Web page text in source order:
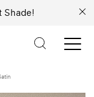
Shade!